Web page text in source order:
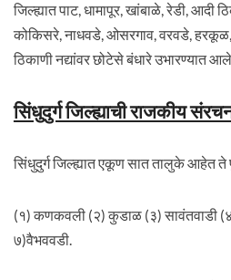
जिल्ह्यात पाट, धामापूर, खांबाळे, रेडी, आदी
कोकिसरे, नाधवडे, ओसरगाव, वरवडे, हरकूळ,
ठिकाणी नद्यांवर छोटेसे बंधारे उभारण्यात
सिंधुदुर्ग जिल्ह्याची राजकीय
सिंधुदुर्ग जिल्ह्यात एकूण सात तालुके आहेत ते
(१) कणकवली (२) कुडाळ (३) सावंतवाडी
७)वैभववडी.